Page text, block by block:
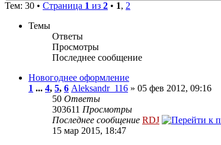
Тем: 30 • Страница 1 из 2 • 1, 2
Темы
Ответы
Просмотры
Последнее сообщение
Новогоднее оформление
1 ... 4, 5, 6 Aleksandr_116 » 05 фев 2012, 09:16
50 Ответы
303611 Просмотры
Последнее сообщение RDJ
15 мар 2015, 18:47